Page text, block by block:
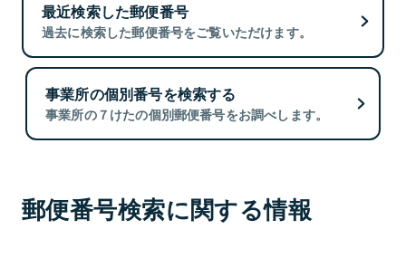
最近検索した郵便番号
過去に検索した郵便番号をご覧いただけます。
事業所の個別番号を検索する
事業所の７けたの個別郵便番号をお調べします。
郵便番号検索に関する情報